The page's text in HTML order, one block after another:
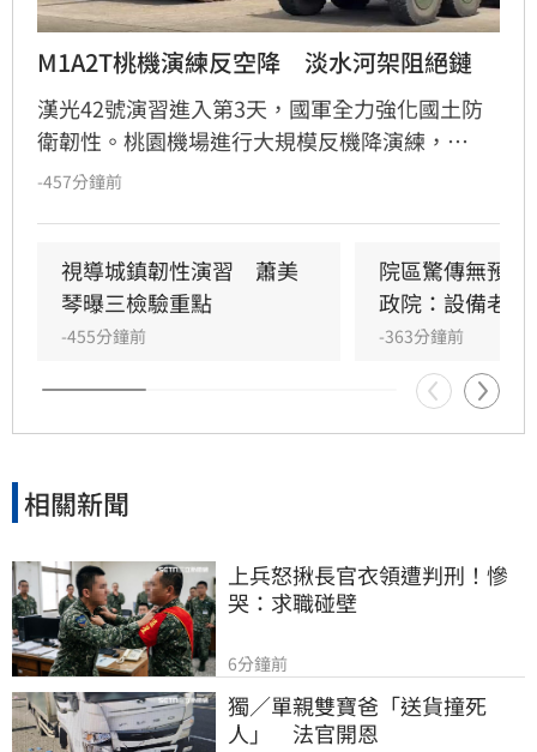
M1A2T桃機演練反空降　淡水河架阻絕鏈
漢光42號演習進入第3天，國軍全力強化國土防
衛韌性。桃園機場進行大規模反機降演練，
M1A2T戰車與八輪甲車進駐守護國門。同時，陸
中樞。
-457分鐘前
視導城鎮韌性演習　蕭美
琴曝三檢驗重點
-455分鐘前
院區驚傳無預
政院：設備老舊
-363分鐘前
相關新聞
上兵怒揪長官衣領遭判刑！慘
哭：求職碰壁
6分鐘前
獨／單親雙寶爸「送貨撞死
人」　法官開恩